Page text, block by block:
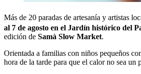
Más de 20 paradas de artesanía y artistas
al 7 de agosto en el Jardín histórico del
edición de Samà Slow Market.
Orientada a familias con niños pequeños
hora de la tarde para que el calor no sea un